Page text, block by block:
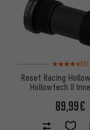
(3)
Reset Racing
Hollowtech II
89,99€